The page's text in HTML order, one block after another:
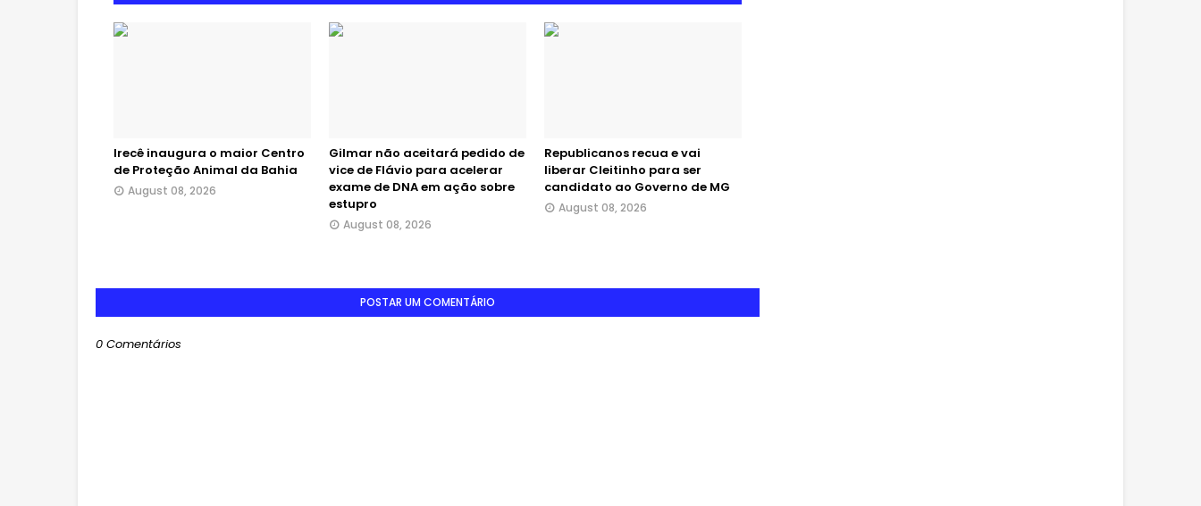
Irecê inaugura o maior Centro
de Proteção Animal da Bahia
August 08, 2026
Gilmar não aceitará pedido de
vice de Flávio para acelerar
exame de DNA em ação sobre
estupro
August 08, 2026
Republicanos recua e vai
liberar Cleitinho para ser
candidato ao Governo de MG
August 08, 2026
POSTAR UM COMENTÁRIO
0 Comentários